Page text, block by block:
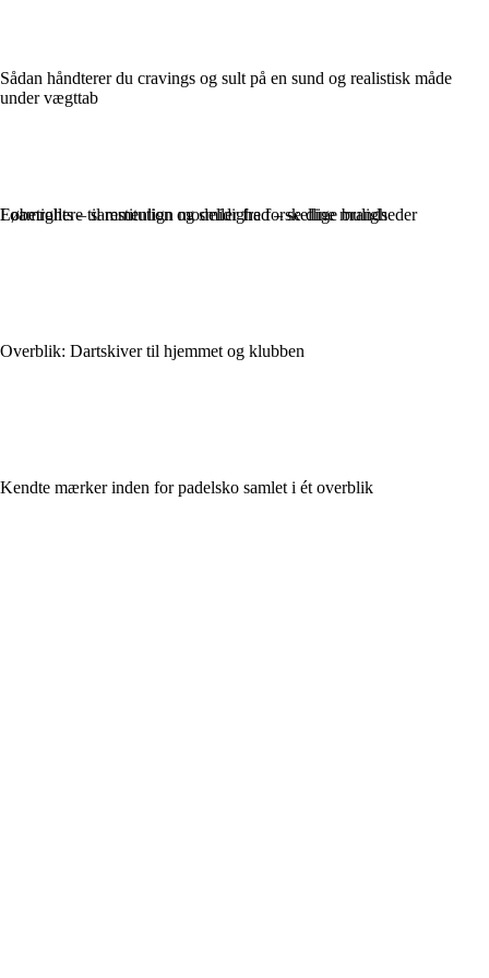
Sådan håndterer du cravings og sult på en sund og realistisk måde
under vægttab
Løbetights – sammenlign modeller fra forskellige brands
Overblik: Dartskiver til hjemmet og klubben
Kendte mærker inden for padelsko samlet i ét overblik
Foamrollere til restitution og smidighed – se dine muligheder